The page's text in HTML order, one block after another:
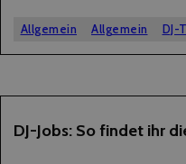
zahlreiche Möglichkeiten,
Allgemein Allgemein DJ-
16
DJ-Jobs: So findet ihr